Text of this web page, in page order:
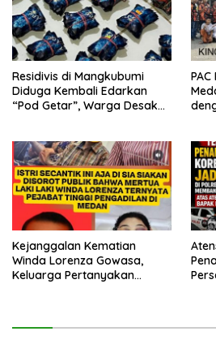
Residivis di Mangkubumi
Diduga Kembali Edarkan
“Pod Getar”, Warga Desak
Kejanggalan Kematian
Winda Lorenza Gowasa,
Keluarga Pertanyakan